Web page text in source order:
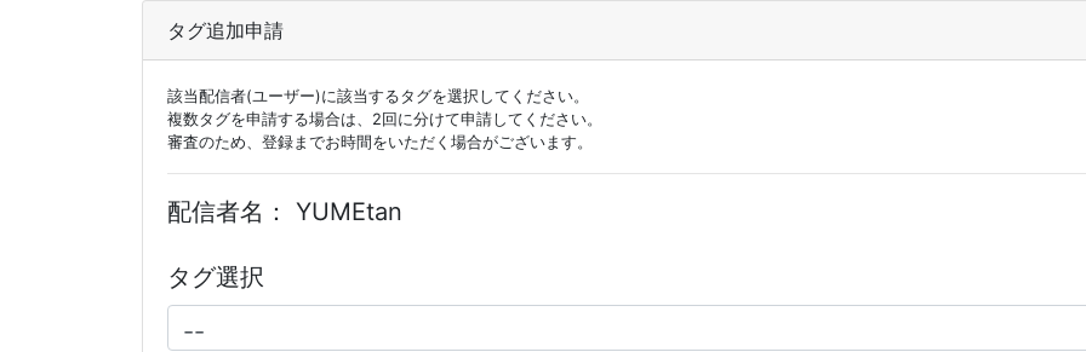
タグ追加申請
該当配信者(ユーザー)に該当するタグを選択してください。
複数タグを申請する場合は、2回に分けて申請してください。
審査のため、登録までお時間をいただく場合がございます。
配信者名： YUMEtan
タグ選択